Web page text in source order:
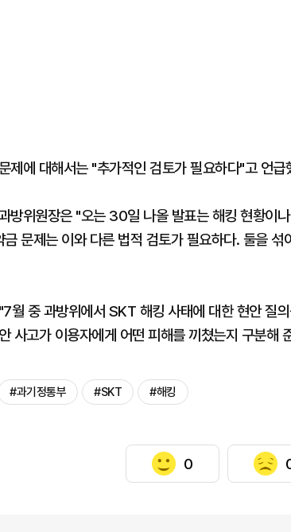
제에 대해서는 "추가적인 검토가 필요하다"고 언급
방위원장은 "오는 30일 나올 발표는 해킹 현황이
문제는 이와 다른 법적 검토가 필요하다. 둘을
월 중 과방위에서 SKT 해킹 사태에 대한 현안 질
사고가 이용자에게 어떤 피해를 끼쳤는지 구분해
#과기정통부 #SKT #해킹
0